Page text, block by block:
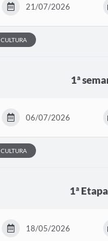
21/07/2026
CULTURA
1ª
06/07/2026
CULTURA
1ª
18/05/2026